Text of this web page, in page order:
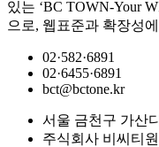
있는 ‘BC TOWN-Your
으로, 웹표준과 확장성
02·582·6891
02·6455·6891
bct@bctone.kr
서울 금천구 가산
주식회사 비씨티원